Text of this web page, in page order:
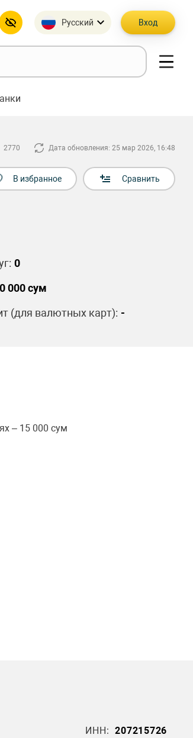
Русский Вход
2770 Дата обновления: 25 мар 2026, 16:48
В избранное Сравнить
0
000 сум
(для валютных карт): -
– 15 000 сум
ИНН: 207215726